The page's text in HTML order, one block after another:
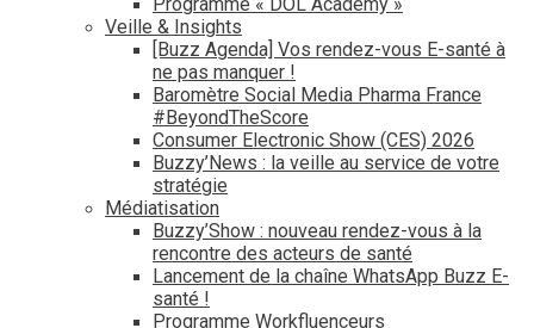
Veille & Insights
[Buzz Agenda] Vos rendez-vous E-santé à
ne pas manquer !
Baromètre Social Media Pharma France
#BeyondTheScore
Consumer Electronic Show (CES) 2026
Buzzy’News : la veille au service de votre
stratégie
Médiatisation
Buzzy’Show : nouveau rendez-vous à la
rencontre des acteurs de santé
Lancement de la chaîne WhatsApp Buzz E-
santé !
Programme Workfluenceurs